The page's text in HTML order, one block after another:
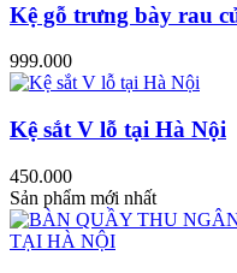
Kệ gỗ trưng bày rau
999.000
Kệ sắt V lỗ tại Hà Nội
450.000
Sản phẩm mới nhất